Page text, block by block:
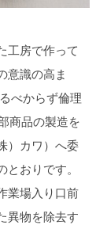
工房で作って
意識の高ま
べからず倫理
商品の製造を
）カワ）へ委
おりです。
業場入り口前
異物を除去す